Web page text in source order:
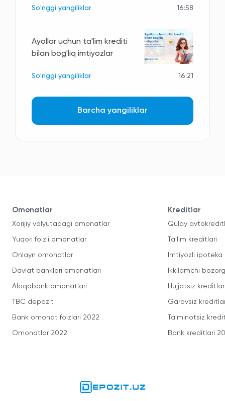
So'nggi yangiliklar 16:58
Ayollar uchun ta'lim krediti
bilan bog'liq imtiyozlar
So'nggi yangiliklar 16:21
Barcha yangiliklar
Omonatlar
Xorijiy valyutadagi omonatlar
Yuqori foizli omonatlar
Onlayn omonatlar
Davlat banklari omonatlari
Aloqabank omonatlari
TBC depozit
Bank omonat foizlari 2022
Omonatlar 2022
Kreditlar
Qulay
Ta'lim kreditlari
Imtiyozli ipoteka
Ikkilamchi
Hujjatsiz kreditlar
Garovsiz
Ta'minotsiz
Bank kreditlari